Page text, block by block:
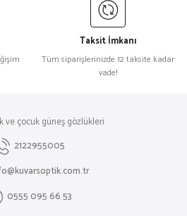
Taksit İmkanı
Tüm siparişlerinizde 12 taksite kadar
vade!
ve çocuk güneş gözlükleri
2122955005
0555 095 66 53